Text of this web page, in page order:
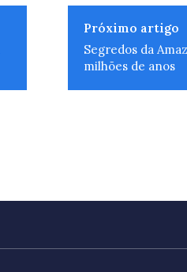
Próximo artigo
Segredos da
milhões de anos